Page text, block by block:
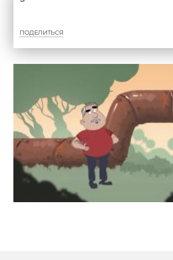
ПОДЕЛИТЬСЯ